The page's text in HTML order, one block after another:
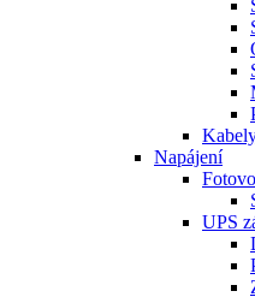
Napájení
UPS